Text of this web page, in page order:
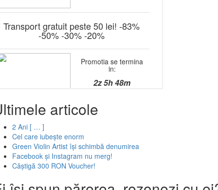
articole
2 Ani [ … ]
Cel care iubește enorm
Green Violin Artist își schimbă denumirea
Facebook și Instagram nu merg!
Câștigă 300 RON Voucher!